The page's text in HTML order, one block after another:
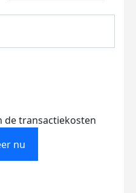
de transactiekosten
nu